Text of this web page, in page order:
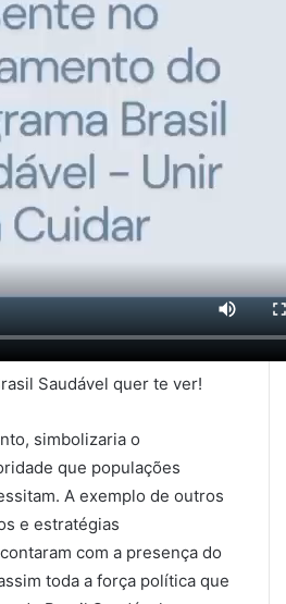
Saudável quer te ver!
simbolizaria o
que populações
A exemplo de outros
e estratégias
com a presença do
toda a força política que